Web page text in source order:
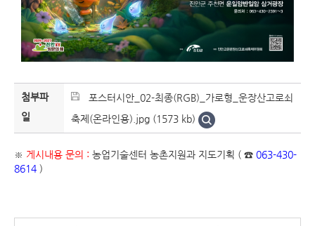
첨부파
일
포스터시안_02-최종(RGB)_가로형_운장산고로쇠
축제(온라인용).jpg (1573 kb)
※ 게시내용 문의 : 농업기술센터 농촌지원과 지도기획 ( ☎ 063-430-
8614 )